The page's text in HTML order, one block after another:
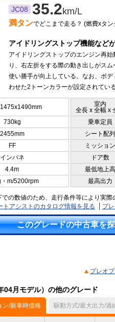
JC08 35.2km/L
満タンでどこまで走る？ (燃費xタン
アイドリングストップ機能など
アイドリングストップのエンジン再
り、右左折をする際の動き出しがス
使い勝手が向上している。なお、ボ
わせた2トーンカラーが設定されてい
室内
全長 x 全幅 x
730kg 乗車定員
2455mm シート配列
FF ミッション
インパネ ドア数
4.4m 最低地上高
m/5200rpm 最高出力
の数値のため、走行条件等により実際
トアシストのカタログ情報を見る
プ
このグレードの中古車を
プレオ
04月モデル）の他のグレード
ン/新車時価格 駆動方式/最大出力/過